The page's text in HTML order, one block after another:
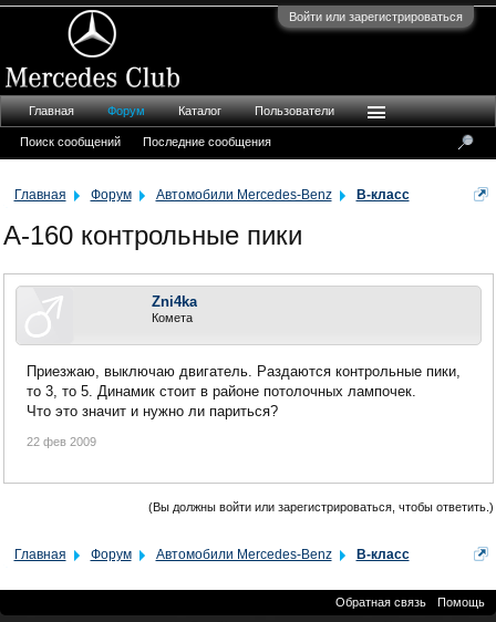
Войти или зарегистрироваться
Главная Форум Автомобили Mercedes-Benz B-класс
А-160 контрольные пики
Zni4ka
Комета
Приезжаю, выключаю двигатель. Раздаются контрольные пики,
то 3, то 5. Динамик стоит в районе потолочных лампочек.
Что это значит и нужно ли париться?
22 фев 2009
(Вы должны войти или зарегистрироваться, чтобы ответить.)
Главная Форум Автомобили Mercedes-Benz B-класс
Главная Форум
Поиск сообщений Последние сообщения
Каталог Пользователи
Обратная связь
Помощь